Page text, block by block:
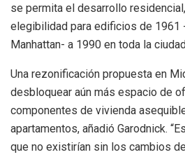
se permita el desarrollo
elegibilidad para edificios de 1961
Manhattan- a 1990 en toda la
Una rezonificación propuesta en
desbloquear aún más espacio de
componentes de vivienda
apartamentos, añadió Garodnick.
que no existirían sin los cambios